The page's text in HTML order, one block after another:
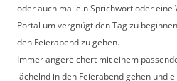
oder auch mal ein Sprichwort oder eine
Portal um vergnügt den Tag zu
den Feierabend zu gehen.
Immer angereichert mit einem
lächelnd in den Feierabend gehen und